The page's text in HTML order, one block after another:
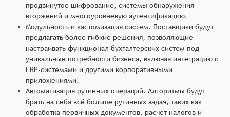
продвинутое шифрование, системы обнаружения
вторжений и многоуровневую аутентификацию.
Модульность и кастомизация систем. Поставщики будут
предлагать более гибкие решения, позволяющие
настраивать функционал бухгалтерских систем под
уникальные потребности бизнеса, включая интеграцию с
ERP-системами и другими корпоративными
приложениями.
Автоматизация рутинных операций. Алгоритмы будут
брать на себя всё больше рутинных задач, таких как
обработка первичных документов, расчёт налогов и